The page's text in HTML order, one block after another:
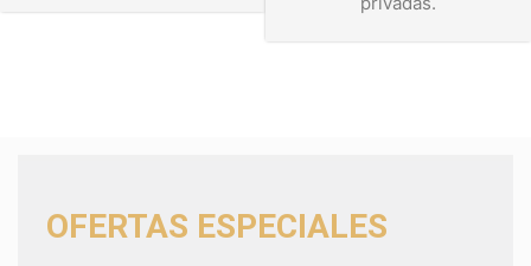
OFERTAS ESPECIALES